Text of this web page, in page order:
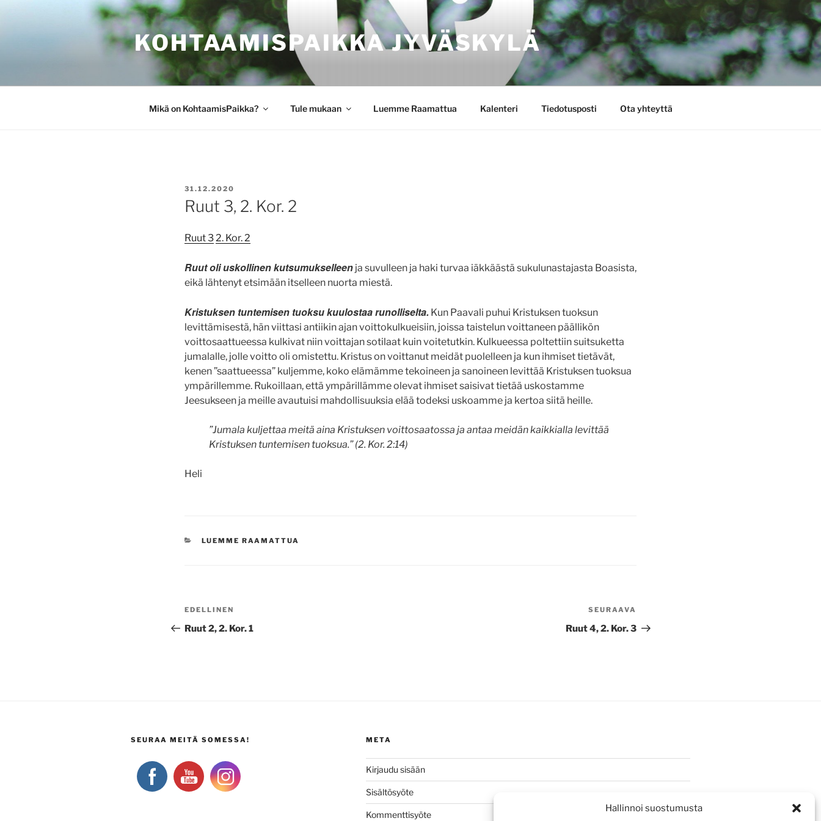
Hallinnoi suostumusta
KOHTAAMISPAIKKA JYVÄSKYLÄ
Mikä on KohtaamisPaikka? Tule mukaan Luemme Raamattua Kalenteri Tiedotusposti Ota yhteyttä
JULKAISTU
31.12.2020
Ruut 3, 2. Kor. 2
Ruut 32. Kor. 2
Ruut oli uskollinen kutsumukselleen ja suvulleen ja haki turvaa iäkkäästä sukulunastajasta Boasista,
eikä lähtenyt etsimään itselleen nuorta miestä.
Kristuksen tuntemisen tuoksu kuulostaa runolliselta. Kun Paavali puhui Kristuksen tuoksun
levittämisestä, hän viittasi antiikin ajan voittokulkueisiin, joissa taistelun voittaneen päällikön
voittosaattueessa kulkivat niin voittajan sotilaat kuin voitetutkin. Kulkueessa poltettiin suitsuketta
jumalalle, jolle voitto oli omistettu. Kristus on voittanut meidät puolelleen ja kun ihmiset tietävät,
kenen ”saattueessa” kuljemme, koko elämämme tekoineen ja sanoineen levittää Kristuksen tuoksua
ympärillemme. Rukoillaan, että ympärillämme olevat ihmiset saisivat tietää uskostamme
Jeesukseen ja meille avautuisi mahdollisuuksia elää todeksi uskoamme ja kertoa siitä heille.
”Jumala kuljettaa meitä aina Kristuksen voittosaatossa ja antaa meidän kaikkialla levittää
Kristuksen tuntemisen tuoksua.” (2. Kor. 2:14)
Heli
KATEGORIAT
LUEMME RAAMATTUA
Artikkelien
selaus
Edellinen
artikkeli
EDELLINEN
Ruut 2, 2. Kor. 1
artikkeli
SEURAAVA
Ruut 4, 2. Kor. 3
SEURAA MEITÄ SOMESSA! META
Kirjaudu sisään
Sisältösyöte
Kommenttisyöte